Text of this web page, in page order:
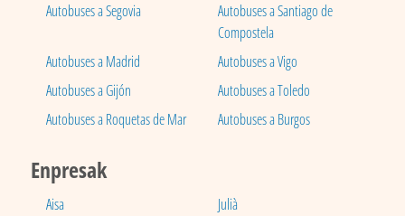
Autobuses a Segovia
Autobuses a Santiago de
Compostela
Autobuses a Madrid
Autobuses a Vigo
Autobuses a Gijón
Autobuses a Toledo
Autobuses a Roquetas de Mar
Autobuses a Burgos
Enpresak
Aisa
Julià